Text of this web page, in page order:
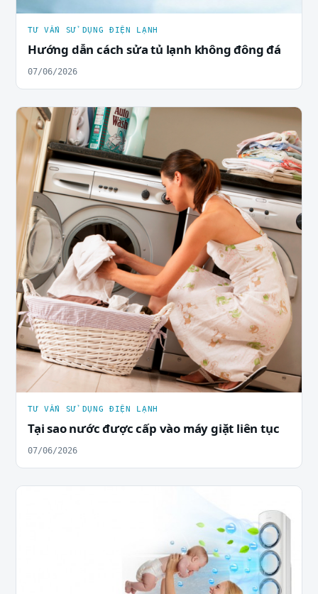
TƯ VẤN SỬ DỤNG ĐIỆN LẠNH
Hướng dẫn cách sửa tủ lạnh không đông đá
07/06/2026
TƯ VẤN SỬ DỤNG ĐIỆN LẠNH
Tại sao nước được cấp vào máy giặt liên tục
07/06/2026